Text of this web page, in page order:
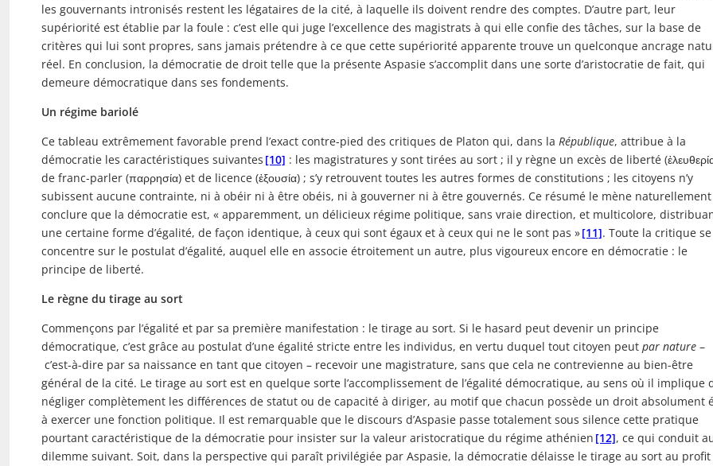
les gouvernants intronisés restent les légataires de la cité, à laquelle ils doivent rendre des comptes. D’autre part, leur
supériorité est établie par la foule : c’est elle qui juge l’excellence des magistrats à qui elle confie des tâches, sur la base de
critères qui lui sont propres, sans jamais prétendre à ce que cette supériorité apparente trouve un quelconque ancrage
réel. En conclusion, la démocratie de droit telle que la présente Aspasie s’accomplit dans une sorte d’aristocratie de fait, qui
demeure démocratique dans ses fondements.
Un régime bariolé
Ce tableau extrêmement favorable prend l’exact contre-pied des critiques de Platon qui, dans la République, attribue à la
démocratie les caractéristiques suivantes [10] : les magistratures y sont tirées au sort ; il y règne un excès de liberté
de franc-parler (παρρησία) et de licence (ἐξουσία) ; s’y retrouvent toutes les autres formes de constitutions ; les citoyens n’y
subissent aucune contrainte, ni à obéir ni à être obéis, ni à gouverner ni à être gouvernés. Ce résumé le mène naturellement
conclure que la démocratie est, « apparemment, un délicieux régime politique, sans vraie direction, et multicolore,
une certaine forme d’égalité, de façon identique, à ceux qui sont égaux et à ceux qui ne le sont pas »[11]. Toute la critique se
concentre sur le postulat d’égalité, auquel elle en associe étroitement un autre, plus vigoureux encore en démocratie : le
principe de liberté.
Le règne du tirage au sort
Commençons par l’égalité et par sa première manifestation : le tirage au sort. Si le hasard peut devenir un principe
démocratique, c’est grâce au postulat d’une égalité stricte entre les individus, en vertu duquel tout citoyen peut par nature –
c’est-à-dire par sa naissance en tant que citoyen – recevoir une magistrature, sans que cela ne contrevienne au bien-être
général de la cité. Le tirage au sort est en quelque sorte l’accomplissement de l’égalité démocratique, au sens où il implique
négliger complètement les différences de statut ou de capacité à diriger, au motif que chacun possède un droit absolument
à exercer une fonction politique. Il est remarquable que le discours d’Aspasie passe totalement sous silence cette pratique
pourtant caractéristique de la démocratie pour insister sur la valeur aristocratique du régime athénien [12], ce qui conduit
dilemme suivant. Soit, dans la perspective qui paraît privilégiée par Aspasie, la démocratie délaisse le tirage au sort au profit